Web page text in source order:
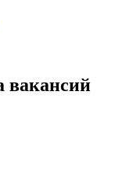
вакансий